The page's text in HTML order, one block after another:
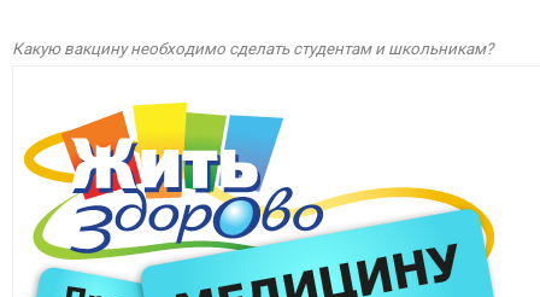
Какую вакцину необходимо сделать студентам и школьникам?